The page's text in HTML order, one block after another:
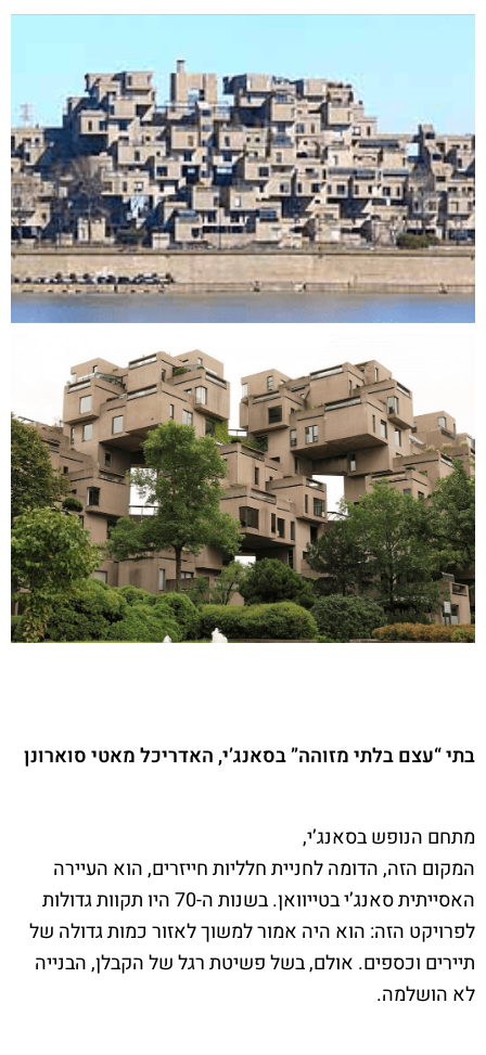
בתי “עצם בלתי מזוהה” בסאנג’י, האדריכל מאטי סוארונן
מתחם הנופש בסאנג’י,
המקום הזה, הדומה לחניית חלליות חייזרים, הוא העיירה
האסייתית סאנג’י בטייוואן. בשנות ה-70 היו תקוות גדולות
לפרויקט הזה: הוא היה אמור למשוך לאזור כמות גדולה של
תיירים וכספים. אולם, בשל פשיטת רגל של הקבלן, הבנייה
לא הושלמה.